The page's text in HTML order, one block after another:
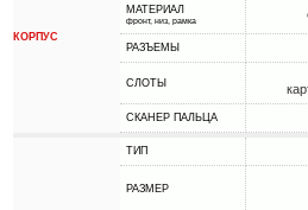
КОРПУС
МАТЕРИАЛ
фронт, низ, рамка
РАЗЪЕМЫ
СЛОТЫ
СКАНЕР ПАЛЬЦА
ТИП
РАЗМЕР